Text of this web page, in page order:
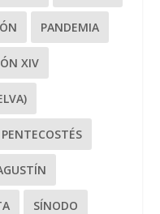
PANDEMIA
XIV
PENTECOSTÉS
SÍNODO